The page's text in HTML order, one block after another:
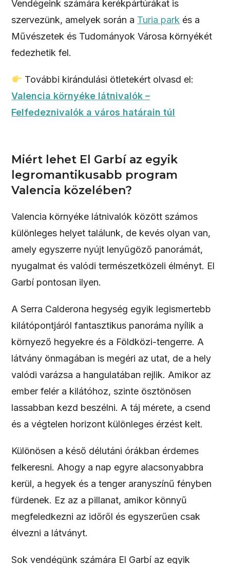
Vendégeink számára kerékpártúrákat is
szervezünk, amelyek során a Turia park és a
Művészetek és Tudományok Városa környékét
fedezhetik fel.
További kirándulási ötletekért olvasd el:
Valencia környéke látnivalók –
Felfedeznivalók a város határain túl
Miért lehet El Garbí az egyik
legromantikusabb program
Valencia közelében?
Valencia környéke látnivalók között számos
különleges helyet találunk, de kevés olyan van,
amely egyszerre nyújt lenyűgöző panorámát,
nyugalmat és valódi természetközeli élményt. El
Garbí pontosan ilyen.
A Serra Calderona hegység egyik legismertebb
kilátópontjáról fantasztikus panoráma nyílik a
környező hegyekre és a Földközi-tengerre. A
látvány önmagában is megéri az utat, de a hely
valódi varázsa a hangulatában rejlik. Amikor az
ember felér a kilátóhoz, szinte ösztönösen
lassabban kezd beszélni. A táj mérete, a csend
és a végtelen horizont különleges érzést kelt.
Különösen a késő délutáni órákban érdemes
felkeresni. Ahogy a nap egyre alacsonyabbra
kerül, a hegyek és a tenger aranyszínű fényben
fürdenek. Ez az a pillanat, amikor könnyű
megfeledkezni az időről és egyszerűen csak
élvezni a látványt.
Sok vendégünk számára El Garbí az egyik